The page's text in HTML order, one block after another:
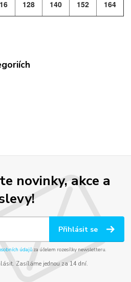
128 140 152 164
novinky, akce a
Přihlásit se
údajůza účelem rozesílky newsletteru.
Zasíláme jednou za 14 dní.